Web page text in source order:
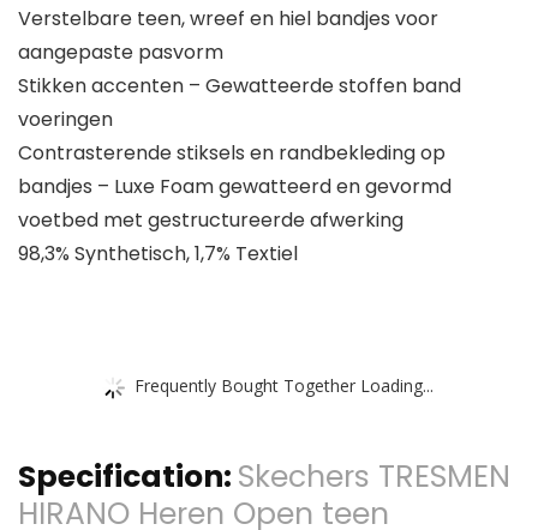
Verstelbare teen, wreef en hiel bandjes voor
aangepaste pasvorm
Stikken accenten – Gewatteerde stoffen band
voeringen
Contrasterende stiksels en randbekleding op
bandjes – Luxe Foam gewatteerd en gevormd
voetbed met gestructureerde afwerking
98,3% Synthetisch, 1,7% Textiel
Frequently Bought Together Loading...
Specification: Skechers TRESMEN
HIRANO Heren Open teen